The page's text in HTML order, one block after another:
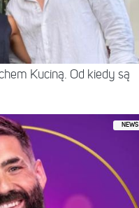
Kuciną. Od kiedy są
NEWS